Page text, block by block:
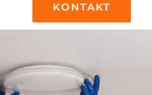
KONTAKT